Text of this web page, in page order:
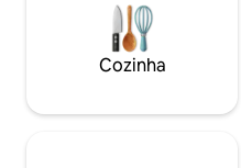
amigos que querem a casa
quartos de hotel
estimação são bem-vindos.
acomodações do Airbnb,
Cozinha